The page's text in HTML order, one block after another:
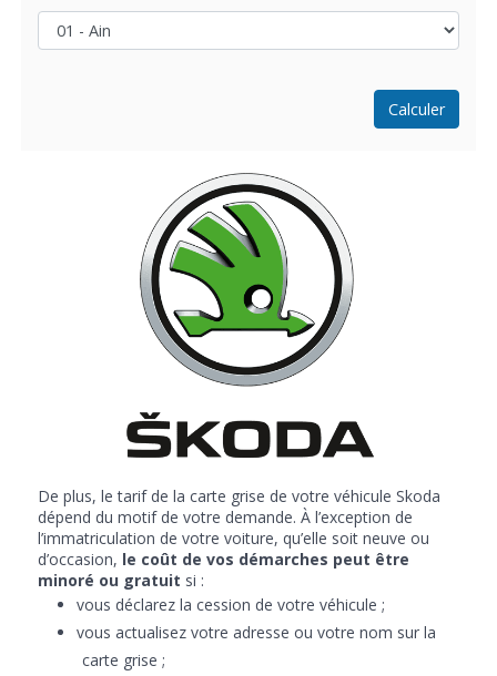
Calculer
De plus, le tarif de la carte grise de votre véhicule Skoda
dépend du motif de votre demande. À l’exception de
l’immatriculation de votre voiture, qu’elle soit neuve ou
d’occasion, le coût de vos démarches peut être
minoré ou gratuit si :
vous déclarez la cession de votre véhicule ;
vous actualisez votre adresse ou votre nom sur la
carte grise ;